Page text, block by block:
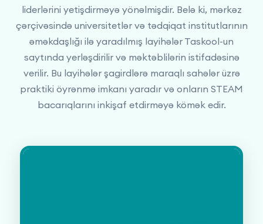
liderlərini yetişdirməyə yönəlmişdir. Belə ki, mərkəz
çərçivəsində universitetlər və tədqiqat institutlarının
əməkdaşlığı ilə yaradılmış layihələr Taskool-un
saytında yerləşdirilir və məktəblilərin istifadəsinə
verilir. Bu layihələr şagirdlərə maraqlı sahələr üzrə
praktiki öyrənmə imkanı yaradır və onların STEAM
bacarıqlarını inkişaf etdirməyə kömək edir.